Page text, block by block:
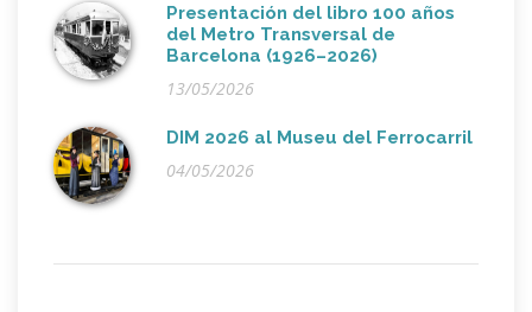
Presentación del libro 100 años
del Metro Transversal de
Barcelona (1926–2026)
13/05/2026
DIM 2026 al Museu del Ferrocarril
04/05/2026